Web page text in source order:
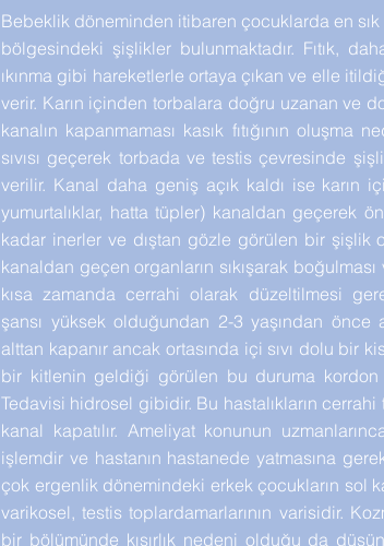
Bebeklik döneminden itibaren çocuklarda en
bölgesindeki şişlikler bulunmaktadır. Fıtık,
ıkınma gibi hareketlerle ortaya çıkan ve elle
verir. Karın içinden torbalara doğru uzanan ve
kanalın kapanmaması kasık fıtığının
sıvısı geçerek torbada ve testis çevresinde
verilir. Kanal daha geniş açık kaldı ise karın
yumurtalıklar, hatta tüpler) kanaldan geçerek
kadar inerler ve dıştan gözle görülen bir şişlik
kanaldan geçen organların sıkışarak
kısa zamanda cerrahi olarak düzeltilmesi
şansı yüksek olduğundan 2-3 yaşından
alttan kapanır ancak ortasında içi sıvı dolu bir
bir kitlenin geldiği görülen bu duruma
Tedavisi hidrosel gibidir. Bu hastalıkların
kanal kapatılır. Ameliyat konunun
işlemdir ve hastanın hastanede yatmasına
çok ergenlik dönemindeki erkek çocukların sol
varikosel, testis toplardamarlarının varisidir.
bir bölümünde kısırlık nedeni olduğu da